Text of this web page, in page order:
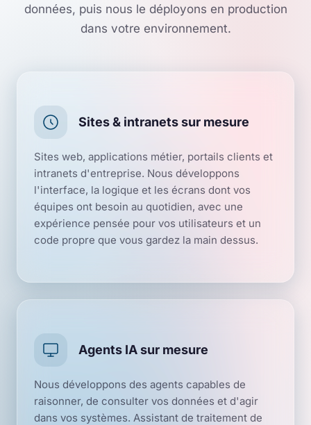
données, puis nous le déployons en production
dans votre environnement.
Sites & intranets sur mesure
Sites web, applications métier, portails clients et
intranets d'entreprise. Nous développons
l'interface, la logique et les écrans dont vos
équipes ont besoin au quotidien, avec une
expérience pensée pour vos utilisateurs et un
code propre que vous gardez la main dessus.
Agents IA sur mesure
Nous développons des agents capables de
raisonner, de consulter vos données et d'agir
dans vos systèmes. Assistant de traitement de